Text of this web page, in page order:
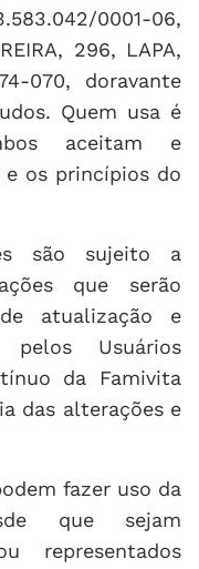
0001-06,
296, LAPA,
070, doravante
Quem usa é
aceitam e
os princípios do
são sujeito a
que serão
atualização e
pelos Usuários
da Famivita
das alterações e
fazer uso da
que sejam
representados